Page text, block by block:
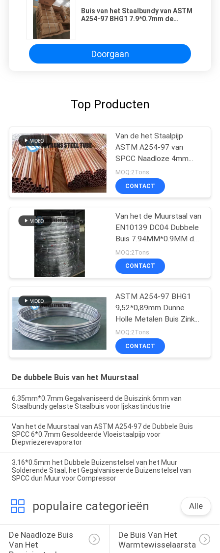
Buis van het Staalbundy van ASTM
A254-97 BHG1 7.9*0.7mm de
Doorgaan
Top Producten
Van de het Staalpijp
ASTM A254-97 van
SPCC Naadloze 4mm
Solderende het Staalbuis
4.76*0.65mm
MOQ:2Tons
CONTACT
Van het de Muurstaal van
EN10139 DC04 Dubbele
Buis 7.94MM*0.9MM de
Zink Gegalvaniseerde Rol
van de Staalpijp
MOQ:2Tons
CONTACT
ASTM A254-97 BHG1
9,52*0,89mm Dunne
Holle Metalen Buis Zink
Gecoat
MOQ:2Tons
CONTACT
De dubbele Buis van het Muurstaal
6.35mm*0.7mm Gegalvaniseerd de Buiszink 6mm van
Staalbundy gelaste Staalbuis voor Ijskastindustrie
Van het de Muurstaal van ASTM A254-97 de Dubbele Buis
SPCC 6*0.7mm Gesoldeerde Vloeistaalpijp voor
Diepvriezerevaporator
3.16*0.5mm het Dubbele Buizenstelsel van het Muur
Solderende Staal, het Gegalvaniseerde Buizenstelsel van
SPCC dun Muur voor Compressor
populaire categorieën Alle
De Naadloze Buis
Van Het
De Buis Van Het
Warmtewisselaarstaal